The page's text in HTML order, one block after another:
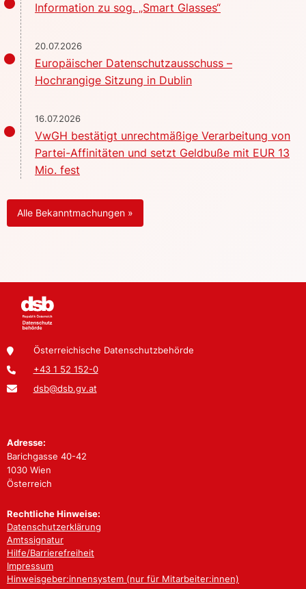
Information zu sog. „Smart Glasses“
20.07.2026
Europäischer Datenschutzausschuss –
Hochrangige Sitzung in Dublin
16.07.2026
VwGH bestätigt unrechtmäßige Verarbeitung von
Partei-Affinitäten und setzt Geldbuße mit EUR 13
Mio. fest
Alle Bekanntmachungen »
Österreichische Datenschutzbehörde
+43 1 52 152-0
dsb@dsb.gv.at
Adresse:
Barichgasse 40-42
1030 Wien
Österreich
Rechtliche Hinweise:
Datenschutzerklärung
Amtssignatur
Hilfe/Barrierefreiheit
Impressum
Hinweisgeber:innensystem (nur für Mitarbeiter:innen)